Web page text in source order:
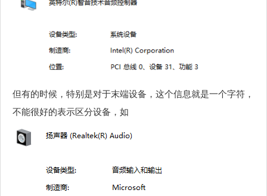
但有的时候，特别是对于末端设备，这个信息就是一个字符，
不能很好的表示区分设备，如